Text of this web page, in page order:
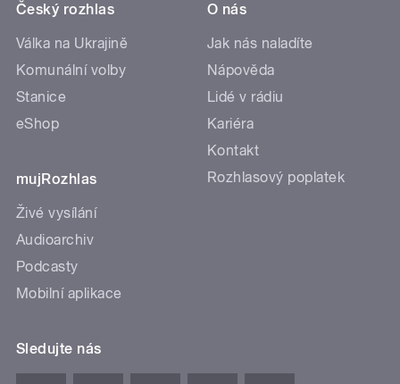
Český rozhlas
Válka na Ukrajině
Komunální volby
Stanice
eShop
mujRozhlas
Živé vysílání
Audioarchiv
Podcasty
Mobilní aplikace
O nás
Jak nás naladíte
Nápověda
Lidé v rádiu
Kariéra
Kontakt
Rozhlasový poplatek
Sledujte nás